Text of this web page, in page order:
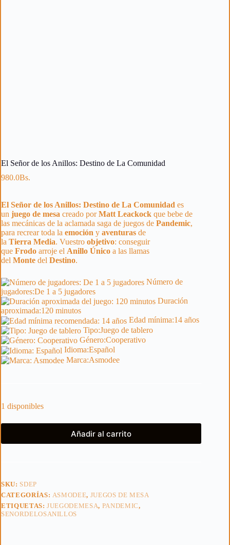
El Señor de los Anillos: Destino de La Comunidad
980.0Bs.
El Señor de los Anillos: Destino de La Comunidad es
un juego de mesa creado porMatt Leackock que bebe de
las mecánicas de la aclamada saga de juegos de Pandemic,
para recrear toda la emoción y aventuras de
la Tierra Media. Vuestro objetivo: conseguir
que Frodo arroje el Anillo Único a las llamas
del Monte del Destino.
Número de
jugadores:De 1 a 5 jugadores
Duración
aproximada:120 minutos
Edad mínima:14 años
Tipo:Juego de tablero
Género:Cooperativo
Idioma:Español
Marca:Asmodee
1 disponibles
Añadir al carrito
SKU: SDEP
CATEGORÍAS: ASMODEE, JUEGOS DE MESA
ETIQUETAS:JUEGODEMESA, PANDEMIC,
SENORDELOSANILLOS